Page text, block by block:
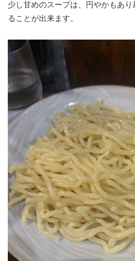
少し甘めのスープは、円やかもあ
ることが出来ます。